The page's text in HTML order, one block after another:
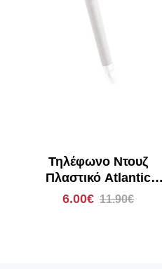
Τηλέφωνο Ντουζ
Πλαστικό Atlantic
Rainbow
6.00€ 11.90€